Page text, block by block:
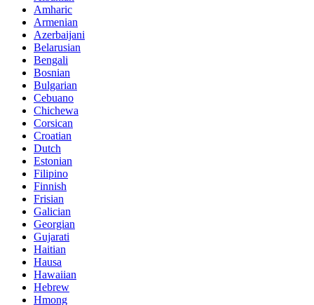
Amharic
Armenian
Azerbaijani
Belarusian
Bengali
Bosnian
Bulgarian
Cebuano
Chichewa
Corsican
Croatian
Dutch
Estonian
Filipino
Finnish
Frisian
Galician
Georgian
Gujarati
Haitian
Hausa
Hawaiian
Hebrew
Hmong